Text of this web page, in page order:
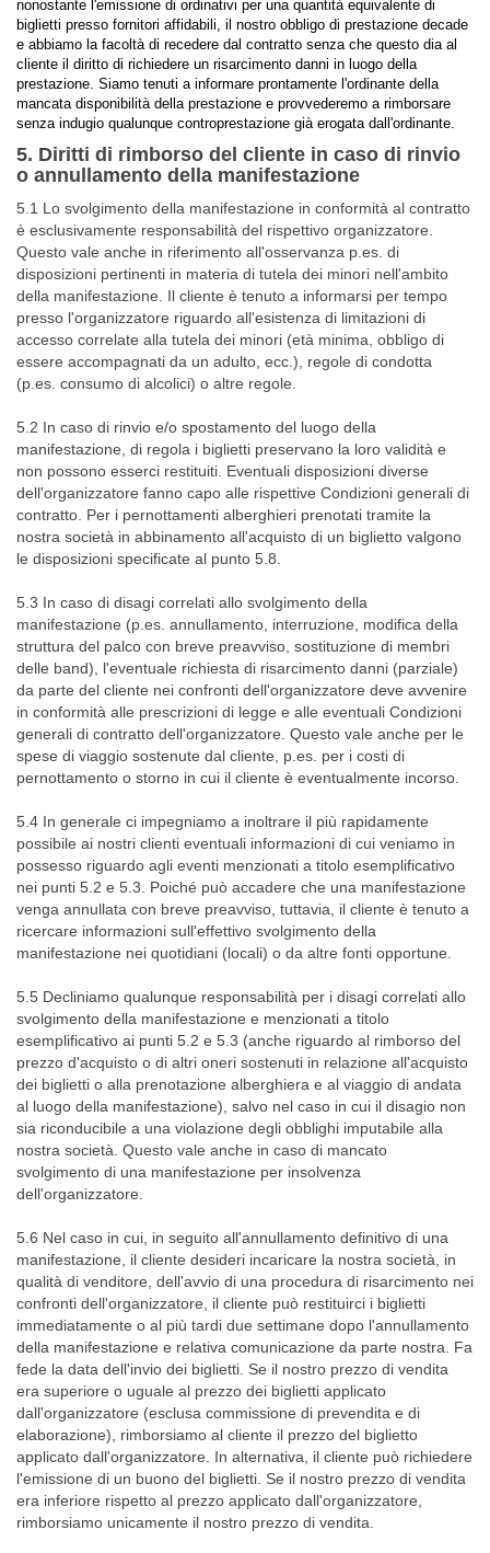
nonostante l'emissione di ordinativi per una quantità equivalente di
biglietti presso fornitori affidabili, il nostro obbligo di prestazione decade
e abbiamo la facoltà di recedere dal contratto senza che questo dia al
cliente il diritto di richiedere un risarcimento danni in luogo della
prestazione. Siamo tenuti a informare prontamente l'ordinante della
mancata disponibilità della prestazione e provvederemo a rimborsare
senza indugio qualunque controprestazione già erogata dall'ordinante.
5. Diritti di rimborso del cliente in caso di rinvio
o annullamento della manifestazione
5.1 Lo svolgimento della manifestazione in conformità al contratto
è esclusivamente responsabilità del rispettivo organizzatore.
Questo vale anche in riferimento all'osservanza p.es. di
disposizioni pertinenti in materia di tutela dei minori nell'ambito
della manifestazione. Il cliente è tenuto a informarsi per tempo
presso l'organizzatore riguardo all'esistenza di limitazioni di
accesso correlate alla tutela dei minori (età minima, obbligo di
essere accompagnati da un adulto, ecc.), regole di condotta
(p.es. consumo di alcolici) o altre regole.
5.2 In caso di rinvio e/o spostamento del luogo della
manifestazione, di regola i biglietti preservano la loro validità e
non possono esserci restituiti. Eventuali disposizioni diverse
dell'organizzatore fanno capo alle rispettive Condizioni generali di
contratto. Per i pernottamenti alberghieri prenotati tramite la
nostra società in abbinamento all'acquisto di un biglietto valgono
le disposizioni specificate al punto 5.8.
5.3 In caso di disagi correlati allo svolgimento della
manifestazione (p.es. annullamento, interruzione, modifica della
struttura del palco con breve preavviso, sostituzione di membri
delle band), l'eventuale richiesta di risarcimento danni (parziale)
da parte del cliente nei confronti dell'organizzatore deve avvenire
in conformità alle prescrizioni di legge e alle eventuali Condizioni
generali di contratto dell'organizzatore. Questo vale anche per le
spese di viaggio sostenute dal cliente, p.es. per i costi di
pernottamento o storno in cui il cliente è eventualmente incorso.
5.4 In generale ci impegniamo a inoltrare il più rapidamente
possibile ai nostri clienti eventuali informazioni di cui veniamo in
possesso riguardo agli eventi menzionati a titolo esemplificativo
nei punti 5.2 e 5.3. Poiché può accadere che una manifestazione
venga annullata con breve preavviso, tuttavia, il cliente è tenuto a
ricercare informazioni sull'effettivo svolgimento della
manifestazione nei quotidiani (locali) o da altre fonti opportune.
5.5 Decliniamo qualunque responsabilità per i disagi correlati allo
svolgimento della manifestazione e menzionati a titolo
esemplificativo ai punti 5.2 e 5.3 (anche riguardo al rimborso del
prezzo d'acquisto o di altri oneri sostenuti in relazione all'acquisto
dei biglietti o alla prenotazione alberghiera e al viaggio di andata
al luogo della manifestazione), salvo nel caso in cui il disagio non
sia riconducibile a una violazione degli obblighi imputabile alla
nostra società. Questo vale anche in caso di mancato
svolgimento di una manifestazione per insolvenza
dell'organizzatore.
5.6 Nel caso in cui, in seguito all'annullamento definitivo di una
manifestazione, il cliente desideri incaricare la nostra società, in
qualità di venditore, dell'avvio di una procedura di risarcimento nei
confronti dell'organizzatore, il cliente può restituirci i biglietti
immediatamente o al più tardi due settimane dopo l'annullamento
della manifestazione e relativa comunicazione da parte nostra. Fa
fede la data dell'invio dei biglietti. Se il nostro prezzo di vendita
era superiore o uguale al prezzo dei biglietti applicato
dall'organizzatore (esclusa commissione di prevendita e di
elaborazione), rimborsiamo al cliente il prezzo del biglietto
applicato dall'organizzatore. In alternativa, il cliente può richiedere
l'emissione di un buono del biglietti. Se il nostro prezzo di vendita
era inferiore rispetto al prezzo applicato dall'organizzatore,
rimborsiamo unicamente il nostro prezzo di vendita.